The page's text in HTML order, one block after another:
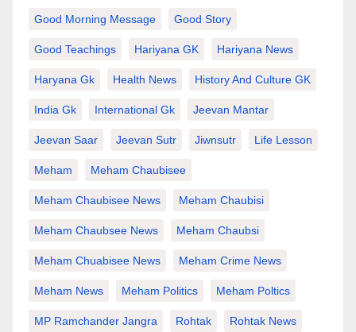
Good Morning Message Good Story
Good Teachings Hariyana GK Hariyana News
Haryana Gk Health News History And Culture GK
India Gk International Gk Jeevan Mantar
Jeevan Saar Jeevan Sutr Jiwnsutr Life Lesson
Meham Meham Chaubisee
Meham Chaubisee News Meham Chaubisi
Meham Chaubsee News Meham Chaubsi
Meham Chuabisee News Meham Crime News
Meham News Meham Politics Meham Poltics
MP Ramchander Jangra Rohtak Rohtak News